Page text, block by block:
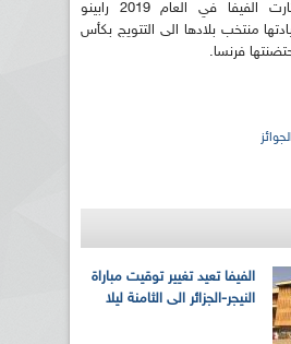
ولدى السيدات، اختارت الفيفا في العام 2019 رابينو
منتخب بلادها الى التتويج بكأس
فرنسا.
الفيفا تعيد تغيير توقيت مباراة
النيجر-الجزائر الى الثامنة ليلا